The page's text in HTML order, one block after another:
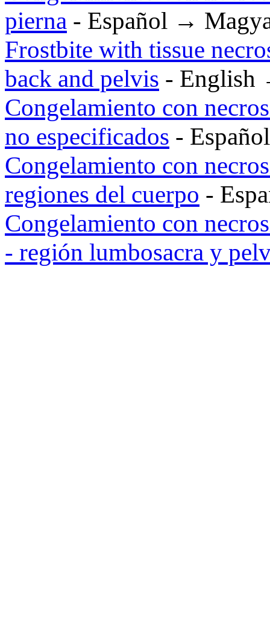
pierna - Español →
Frostbite with tissue
back and pelvis - English
Congelamiento con
no especificados -
Congelamiento con
regiones del cuerpo -
Congelamiento con
- región lumbosacra y